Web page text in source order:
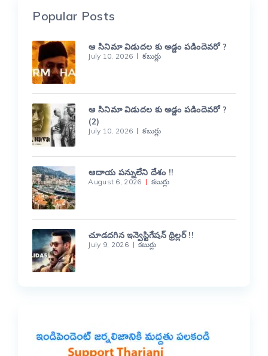
Popular Posts
ఆ సినిమా విడుదల కు అడ్డం పడిందెవరో ?
July 10, 2026 కబుర్లు
ఆ సినిమా విడుదల కు అడ్డం పడిందెవరో ?
(2)
July 10, 2026 కబుర్లు
ఆదాయ పన్నులేని దేశం !!
August 6, 2026 కబుర్లు
చూడదగిన ఇన్వెస్టిగేషన్ థ్రిల్లర్ !!
July 9, 2026 కబుర్లు